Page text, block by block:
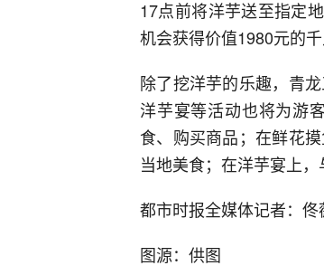
17点前将洋芋送至指定
机会获得价值1980元的
除了挖洋芋的乐趣，青
洋芋宴等活动也将为游
食、购买商品；在鲜花
当地美食；在洋芋宴上，
都市时报全媒体记者：佟
图源：供图